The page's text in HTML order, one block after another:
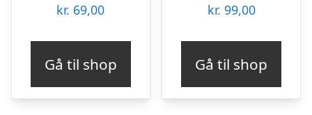
kr. 69,00
Gå til shop
kr. 99,00
Gå til shop